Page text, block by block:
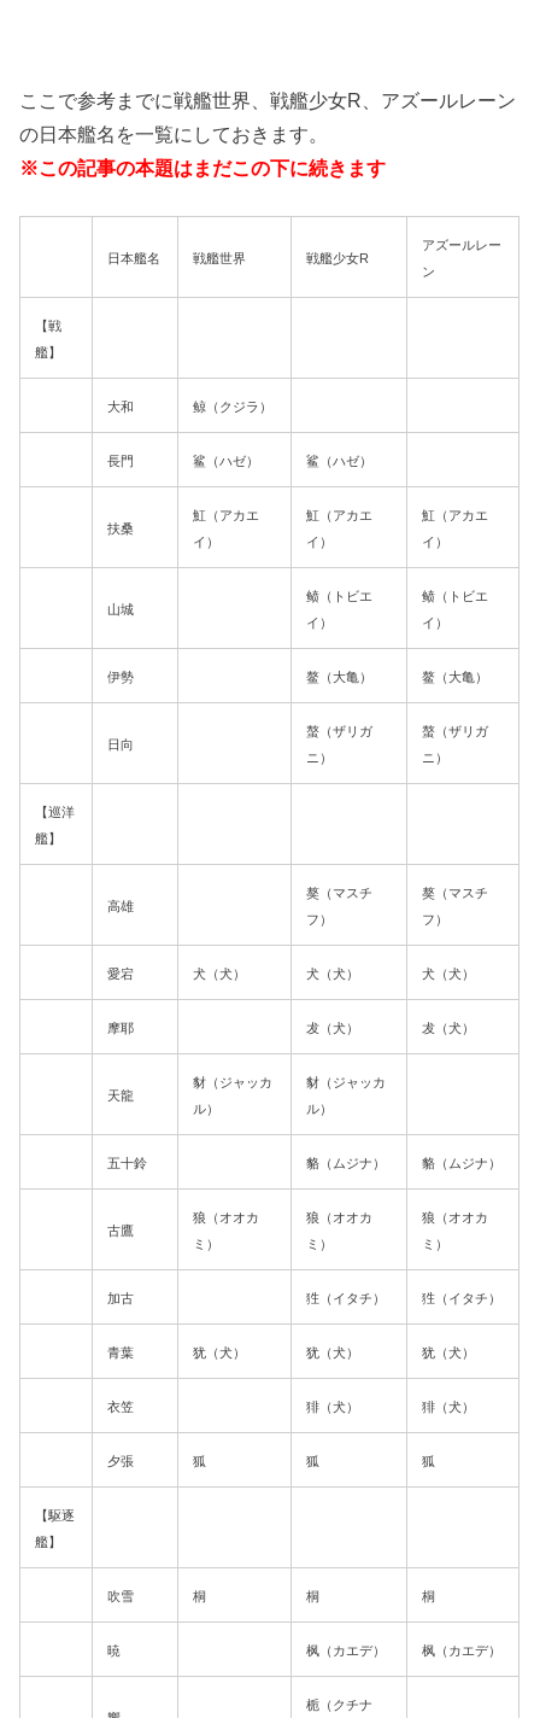
ここで参考までに戦艦世界、戦艦少女R、アズールレーン
の日本艦名を一覧にしておきます。
※この記事の本題はまだこの下に続きます
日本艦名 戦艦世界 戦艦少女R
アズールレー
ン
【戦
艦】
大和 鲸（クジラ）
長門 鲨（ハゼ） 鲨（ハゼ）
扶桑
魟（アカエ
イ）
魟（アカエ
イ）
魟（アカエ
イ）
山城
鲼（トビエ
イ）
鲼（トビエ
イ）
伊勢 鳌（大亀） 鳌（大亀）
日向
螯（ザリガ
ニ）
螯（ザリガ
ニ）
【巡洋
艦】
高雄
獒（マスチ
フ）
獒（マスチ
フ）
愛宕 犬（犬） 犬（犬） 犬（犬）
摩耶 犮（犬） 犮（犬）
天龍
豺（ジャッカ
ル）
豺（ジャッカ
ル）
五十鈴 貉（ムジナ） 貉（ムジナ）
古鷹
狼（オオカ
ミ）
狼（オオカ
ミ）
狼（オオカ
ミ）
加古 狌（イタチ） 狌（イタチ）
青葉 犹（犬） 犹（犬） 犹（犬）
衣笠 猅（犬） 猅（犬）
夕張 狐 狐 狐
【駆逐
艦】
吹雪 桐 桐 桐
暁 枫（カエデ） 枫（カエデ）
栀（クチナ